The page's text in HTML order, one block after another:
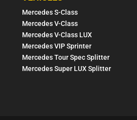
Mercedes S-Class
Mercedes V-Class
Mercedes V-Class LUX
Mercedes VIP Sprinter
Mercedes Tour Spec Splitter
Mercedes Super LUX Splitter